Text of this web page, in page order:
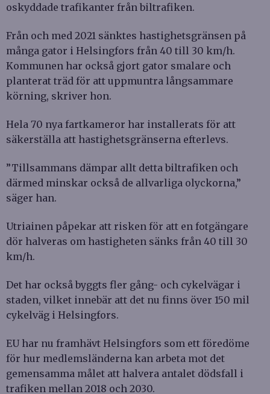
oskyddade trafikanter från biltrafiken.
Från och med 2021 sänktes hastighetsgränsen på
många gator i Helsingfors från 40 till 30 km/h.
Kommunen har också gjort gator smalare och
planterat träd för att uppmuntra långsammare
körning, skriver hon.
Hela 70 nya fartkameror har installerats för att
säkerställa att hastighetsgränserna efterlevs.
”Tillsammans dämpar allt detta biltrafiken och
därmed minskar också de allvarliga olyckorna,”
säger han.
Utriainen påpekar att risken för att en fotgängare
dör halveras om hastigheten sänks från 40 till 30
km/h.
Det har också byggts fler gång- och cykelvägar i
staden, vilket innebär att det nu finns över 150 mil
cykelväg i Helsingfors.
EU har nu framhävt Helsingfors som ett föredöme
för hur medlemsländerna kan arbeta mot det
gemensamma målet att halvera antalet dödsfall i
trafiken mellan 2018 och 2030.